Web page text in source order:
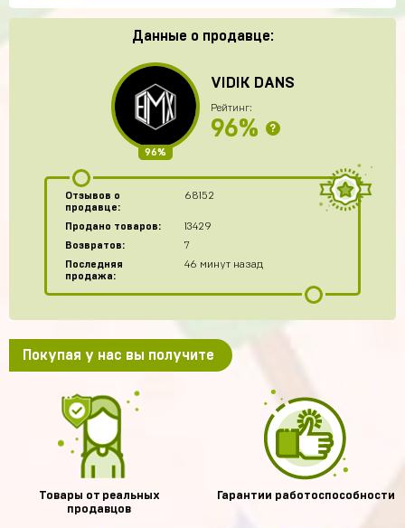
Данные о продавце:
96%
VIDIK DANS
Рейтинг:
96% ?
Отзывов о
продавце:
68152
Продано товаров:
13429
Возвратов:
7
Последняя
продажа:
46 минут назад
Покупая у нас вы получите
Товары от реальных
продавцов
Гарантии работоспособности